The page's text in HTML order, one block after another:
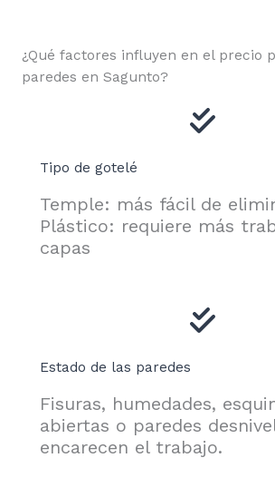
¿Qué factores influyen en el precio
paredes en Sagunto?
Tipo de gotelé
Temple: más fácil de
Plástico: requiere más
capas
Estado de las paredes
Fisuras, humedades,
abiertas o paredes
encarecen el trabajo.